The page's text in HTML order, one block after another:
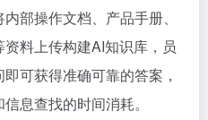
内部操作文档、产品手册、
料上传构建AI知识库，员
可获得准确可靠的答案，
息查找的时间消耗。